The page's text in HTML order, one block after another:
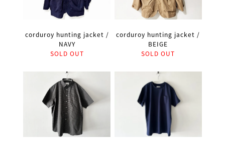
corduroy hunting jacket /
NAVY
SOLD OUT
corduroy hunting jacket /
BEIGE
SOLD OUT